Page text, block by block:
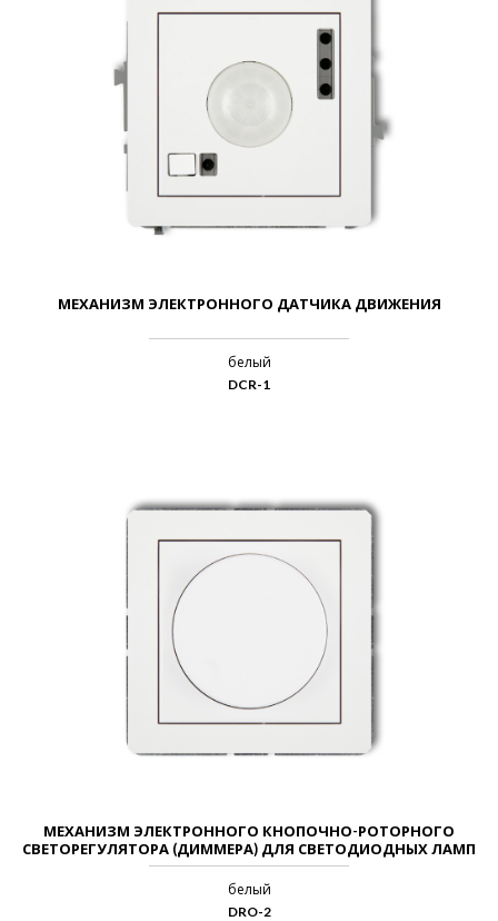
МЕХАНИЗМ ЭЛЕКТРОННОГО ДАТЧИКА ДВИЖЕНИЯ
белый
DCR-1
МЕХАНИЗМ ЭЛЕКТРОННОГО КНОПОЧНО-РОТОРНОГО
СВЕТОРЕГУЛЯТОРА (ДИММЕРА) ДЛЯ СВЕТОДИОДНЫХ ЛАМП
белый
DRO-2